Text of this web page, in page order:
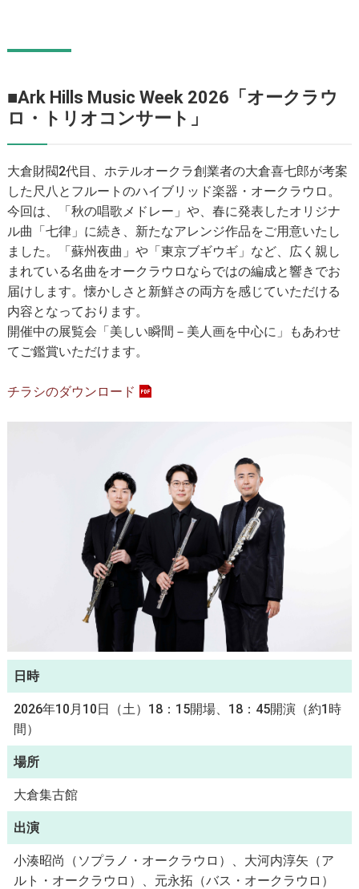
■Ark Hills Music Week 2026「オークラウ
ロ・トリオコンサート」
大倉財閥2代目、ホテルオークラ創業者の大倉喜七郎が考案
した尺八とフルートのハイブリッド楽器・オークラウロ。
今回は、「秋の唱歌メドレー」や、春に発表したオリジナ
ル曲「七律」に続き、新たなアレンジ作品をご用意いたし
ました。「蘇州夜曲」や「東京ブギウギ」など、広く親し
まれている名曲をオークラウロならではの編成と響きでお
届けします。懐かしさと新鮮さの両方を感じていただける
内容となっております。
開催中の展覧会「美しい瞬間－美人画を中心に」もあわせ
てご鑑賞いただけます。
チラシのダウンロード
日時
2026年10月10日（土）18：15開場、18：45開演（約1時
間）
場所
大倉集古館
出演
小湊昭尚（ソプラノ・オークラウロ）、大河内淳矢（ア
ルト・オークラウロ）、元永拓（バス・オークラウロ）